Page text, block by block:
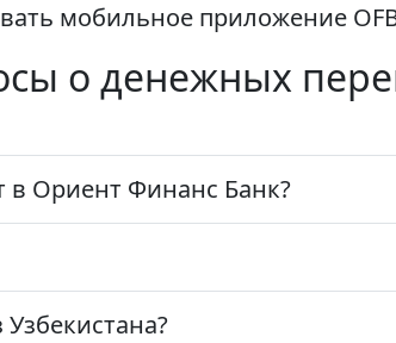
мобильное приложение
о денежных
в Ориент Финанс Банк?